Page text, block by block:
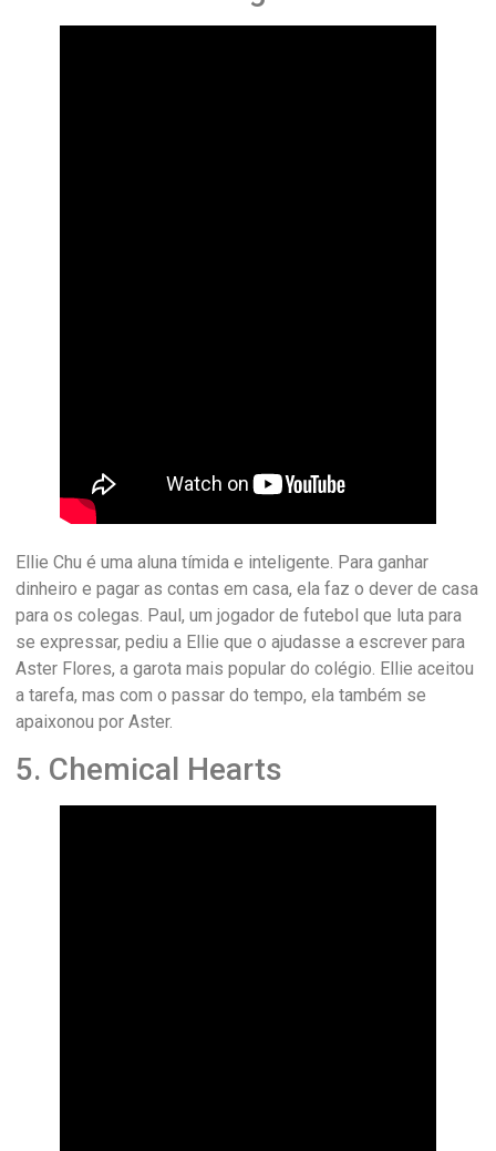
Ellie Chu é uma aluna tímida e inteligente. Para ganhar
dinheiro e pagar as contas em casa, ela faz o dever de casa
para os colegas. Paul, um jogador de futebol que luta para
se expressar, pediu a Ellie que o ajudasse a escrever para
Aster Flores, a garota mais popular do colégio. Ellie aceitou
a tarefa, mas com o passar do tempo, ela também se
apaixonou por Aster.
5. Chemical Hearts